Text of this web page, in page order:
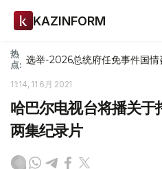
KAZINFORM
热
点: 选举-2026总统府任免事件国情
11:14, 11 6月 2021
哈巴尔电视台将播关于
两集纪录片